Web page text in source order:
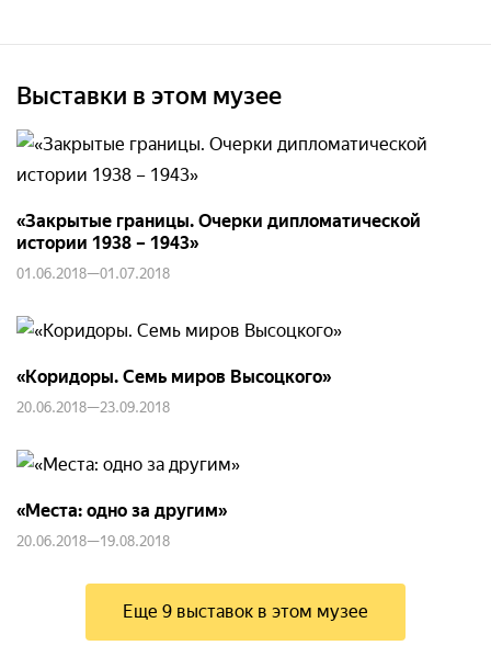
Выставки в этом музее
«Закрытые границы. Очерки дипломатической
истории 1938 – 1943»
01.06.2018—01.07.2018
«Коридоры. Семь миров Высоцкого»
20.06.2018—23.09.2018
«Места: одно за другим»
20.06.2018—19.08.2018
Еще 9 выставок в этом музее